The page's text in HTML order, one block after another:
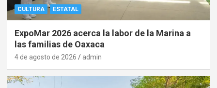
CULTURA ESTATAL
ExpoMar 2026 acerca la labor de la Marina a
las familias de Oaxaca
4 de agosto de 2026 admin